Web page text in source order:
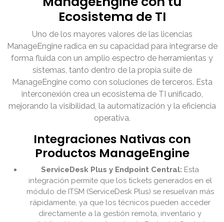
Ecosistema de TI
Uno de los mayores valores de las licencias
ManageEngine radica en su capacidad para integrarse de
forma fluida con un amplio espectro de herramientas y
sistemas, tanto dentro de la propia suite de
ManageEngine como con soluciones de terceros. Esta
interconexión crea un ecosistema de TI unificado,
mejorando la visibilidad, la automatización y la eficiencia
operativa.
Integraciones Nativas con
Productos ManageEngine
ServiceDesk Plus y Endpoint Central: Esta
integración permite que los tickets generados en el
módulo de ITSM (ServiceDesk Plus) se resuelvan más
rápidamente, ya que los técnicos pueden acceder
directamente a la gestión remota, inventario y